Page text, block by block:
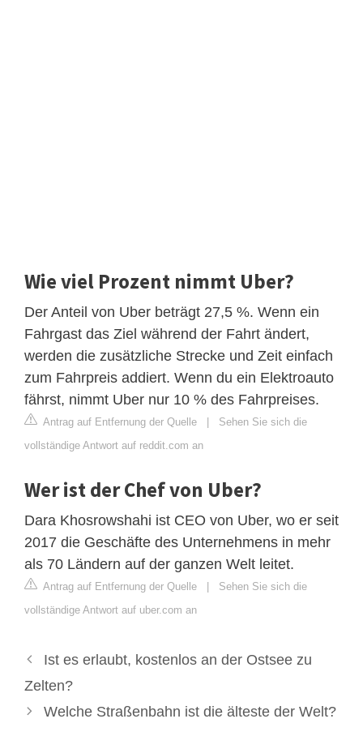
Wie viel Prozent nimmt Uber?
Der Anteil von Uber beträgt 27,5 %. Wenn ein
Fahrgast das Ziel während der Fahrt ändert,
werden die zusätzliche Strecke und Zeit einfach
zum Fahrpreis addiert. Wenn du ein Elektroauto
fährst, nimmt Uber nur 10 % des Fahrpreises.
Antrag auf Entfernung der Quelle | Sehen Sie sich die
vollständige Antwort auf reddit.com an
Wer ist der Chef von Uber?
Dara Khosrowshahi ist CEO von Uber, wo er seit
2017 die Geschäfte des Unternehmens in mehr
als 70 Ländern auf der ganzen Welt leitet.
Antrag auf Entfernung der Quelle | Sehen Sie sich die
vollständige Antwort auf uber.com an
Ist es erlaubt, kostenlos an der Ostsee zu
Zelten?
Welche Straßenbahn ist die älteste der Welt?